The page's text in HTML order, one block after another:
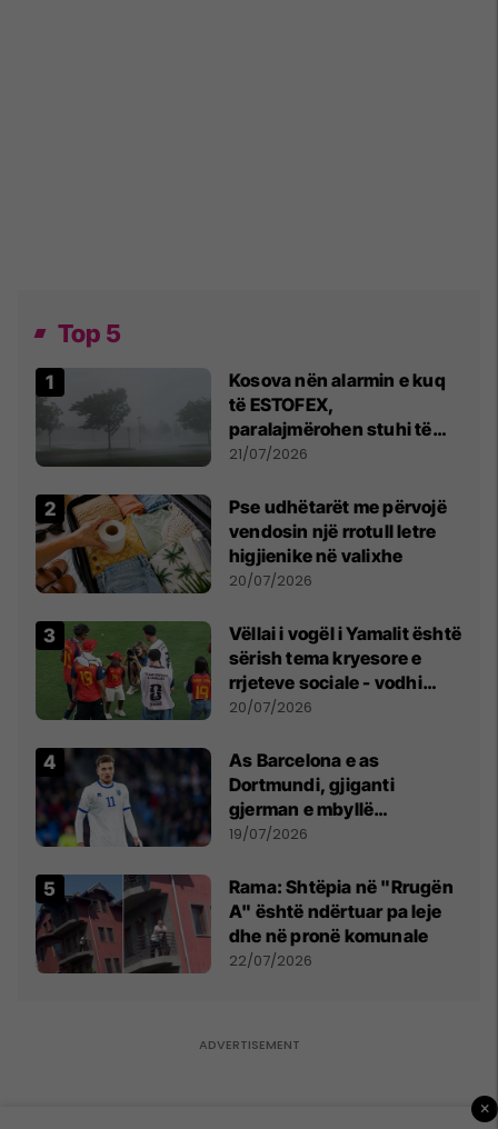
Top 5
Kosova nën alarmin e kuq
të ESTOFEX,
paralajmërohen stuhi të
fuqishme me breshër dhe
21/07/2026
Pse udhëtarët me përvojë
vendosin një rrotull letre
higjienike në valixhe
20/07/2026
Vëllai i vogël i Yamalit është
sërish tema kryesore e
rrjeteve sociale - vodhi
vëmendjen pas finales së
20/07/2026
As Barcelona e as
Dortmundi, gjiganti
gjerman e mbyllë
marrëveshjen për Fisnik
19/07/2026
Rama: Shtëpia në "Rrugën
A" është ndërtuar pa leje
dhe në pronë komunale
22/07/2026
×